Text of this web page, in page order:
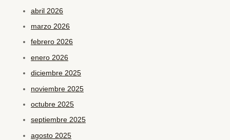
abril 2026
marzo 2026
febrero 2026
enero 2026
diciembre 2025
noviembre 2025
octubre 2025
septiembre 2025
agosto 2025